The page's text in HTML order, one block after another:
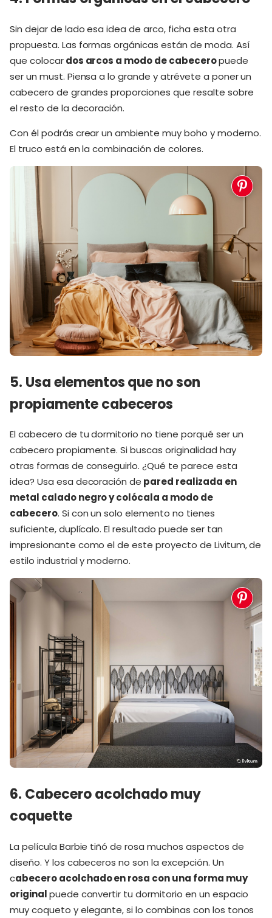
Sin dejar de lado esa idea de arco, ficha esta otra
propuesta. Las formas orgánicas están de moda. Así
que colocardos arcos a modo de cabeceropuede
ser un must. Piensa a lo grande y atrévete a poner un
cabecero de grandes proporciones que resalte sobre
el resto de la decoración.
Con él podrás crear un ambiente muy boho y moderno.
El truco está en la combinación de colores.
5. Usa elementos que no son
propiamente cabeceros
El cabecero de tu dormitorio no tiene porqué ser un
cabecero propiamente. Si buscas originalidad hay
otras formas de conseguirlo. ¿Qué te parece esta
idea? Usa esa decoración de pared realizada en
metal calado negro y colócala a modo de
cabecero. Si con un solo elemento no tienes
suficiente, duplícalo. El resultado puede ser tan
impresionante como el de este proyecto de Livitum, de
estilo industrial y moderno.
6. Cabecero acolchado muy
coquette
La película Barbie tiñó de rosa muchos aspectos de
diseño. Y los cabeceros no son la excepción. Un
cabecero acolchado en rosa con una forma muy
originalpuede convertir tu dormitorio en un espacio
muy coqueto y elegante, si lo combinas con los tonos